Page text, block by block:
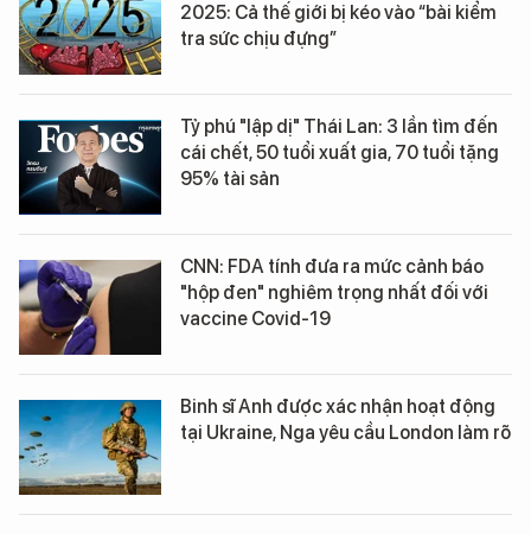
2025: Cả thế giới bị kéo vào “bài kiểm
tra sức chịu đựng”
Tỷ phú "lập dị" Thái Lan: 3 lần tìm đến
cái chết, 50 tuổi xuất gia, 70 tuổi tặng
95% tài sản
CNN: FDA tính đưa ra mức cảnh báo
"hộp đen" nghiêm trọng nhất đối với
vaccine Covid-19
Binh sĩ Anh được xác nhận hoạt động
tại Ukraine, Nga yêu cầu London làm rõ